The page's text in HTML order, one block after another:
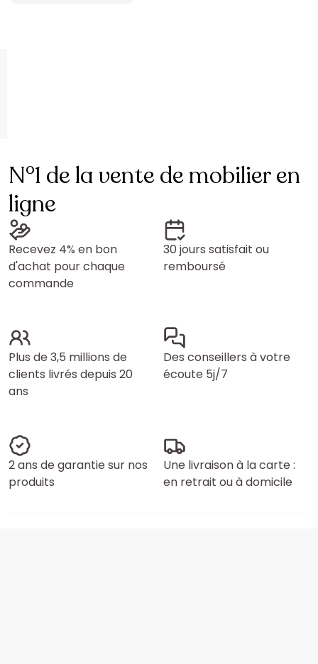
N°1 de la vente de mobilier en
ligne
Recevez 4% en bon
d'achat pour chaque
commande
30 jours satisfait ou
remboursé
Plus de 3,5 millions de
clients livrés depuis 20
ans
Des conseillers à votre
écoute 5j/7
2 ans de garantie sur nos
produits
Une livraison à la carte :
en retrait ou à domicile